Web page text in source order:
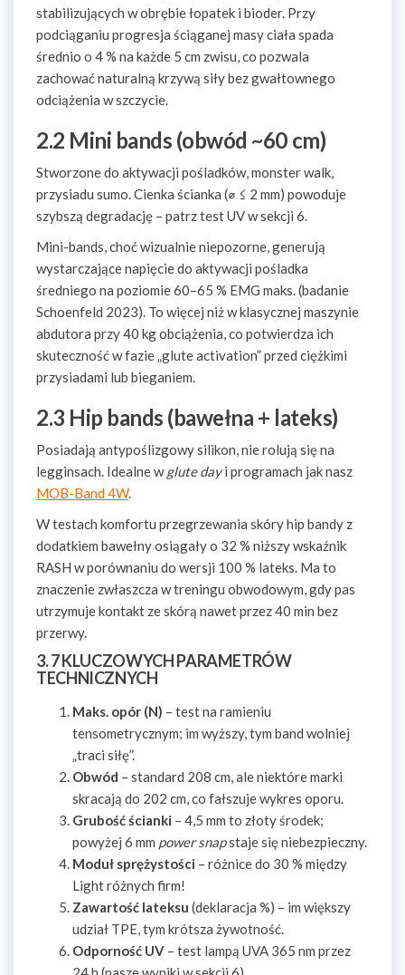
stabilizujących w obrębie łopatek i bioder. Przy
podciąganiu progresja ściąganej masy ciała spada
średnio o 4 % na każde 5 cm zwisu, co pozwala
zachować naturalną krzywą siły bez gwałtownego
odciążenia w szczycie.
2.2 Mini bands (obwód ~60 cm)
Stworzone do aktywacji pośladków, monster walk,
przysiadu sumo. Cienka ścianka (⌀ ≤ 2 mm) powoduje
szybszą degradację – patrz test UV w sekcji 6.
Mini-bands, choć wizualnie niepozorne, generują
wystarczające napięcie do aktywacji pośladka
średniego na poziomie 60–65 % EMG maks. (badanie
Schoenfeld 2023). To więcej niż w klasycznej maszynie
abdutora przy 40 kg obciążenia, co potwierdza ich
skuteczność w fazie „glute activation” przed ciężkimi
przysiadami lub bieganiem.
2.3 Hip bands (bawełna + lateks)
Posiadają antypoślizgowy silikon, nie rolują się na
legginsach. Idealne wglute dayi programach jak nasz
MOB-Band 4W.
W testach komfortu przegrzewania skóry hip bandy z
dodatkiem bawełny osiągały o 32 % niższy wskaźnik
RASH w porównaniu do wersji 100 % lateks. Ma to
znaczenie zwłaszcza w treningu obwodowym, gdy pas
utrzymuje kontakt ze skórą nawet przez 40 min bez
przerwy.
3. 7 KLUCZOWYCH PARAMETRÓW
TECHNICZNYCH
Maks. opór (N) – test na ramieniu
tensometrycznym; im wyższy, tym band wolniej
„traci siłę”.
Obwód – standard 208 cm, ale niektóre marki
skracają do 202 cm, co fałszuje wykres oporu.
Grubość ścianki – 4,5 mm to złoty środek;
powyżej 6 mm power snapstaje się niebezpieczny.
Moduł sprężystości – różnice do 30 % między
Light różnych firm!
Zawartość lateksu (deklaracja %) – im większy
udział TPE, tym krótsza żywotność.
Odporność UV – test lampą UVA 365 nm przez